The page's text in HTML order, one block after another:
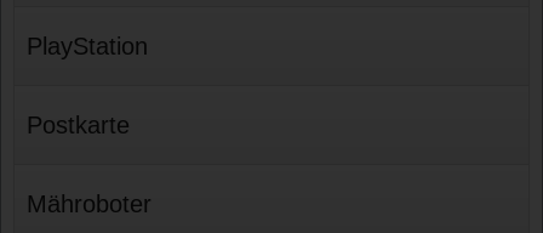
PlayStation
Postkarte
Mähroboter